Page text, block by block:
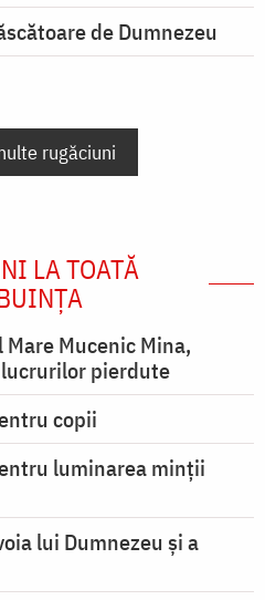
de Dumnezeu
rugăciuni
LA TOATĂ
Mucenic Mina,
pierdute
copii
luminarea minţii
lui Dumnezeu şi a